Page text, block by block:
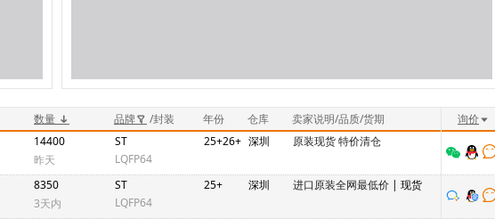
数量 品牌 /封装 年份 仓库 卖家说明/品质/货期
询价
14400
昨天
ST
LQFP64
25+26+ 深圳 原装现货 特价清仓
8350
3天内
ST
LQFP64
25+ 深圳 进口原装全网最低价 | 现货